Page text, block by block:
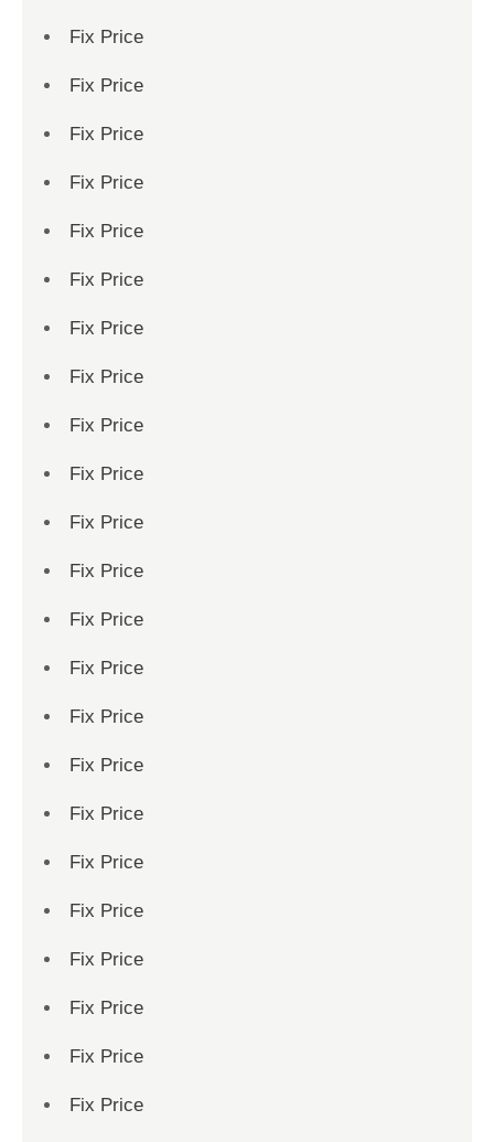
Fix Price
Fix Price
Fix Price
Fix Price
Fix Price
Fix Price
Fix Price
Fix Price
Fix Price
Fix Price
Fix Price
Fix Price
Fix Price
Fix Price
Fix Price
Fix Price
Fix Price
Fix Price
Fix Price
Fix Price
Fix Price
Fix Price
Fix Price